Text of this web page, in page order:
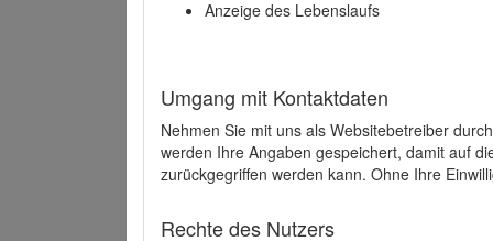
Anzeige des Lebenslaufs
Umgang mit Kontaktdaten
Nehmen Sie mit uns als Websitebetreiber
werden Ihre Angaben gespeichert, damit auf
zurückgegriffen werden kann. Ohne Ihre
Rechte des Nutzers